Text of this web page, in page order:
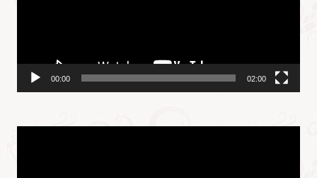
00:00 02:00